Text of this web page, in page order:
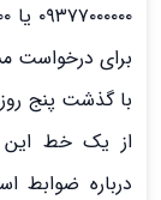
برای درخواست
از یک خط این
درباره ضوابط